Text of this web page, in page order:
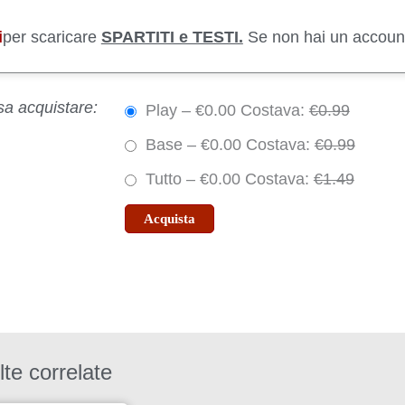
per scaricare SPARTITI e TESTI. Se non hai un
acquistare: Play– €0.00Costava:€0.99
Base– €0.00Costava:€0.99
Tutto– €0.00Costava:€1.49
Acquista
correlate